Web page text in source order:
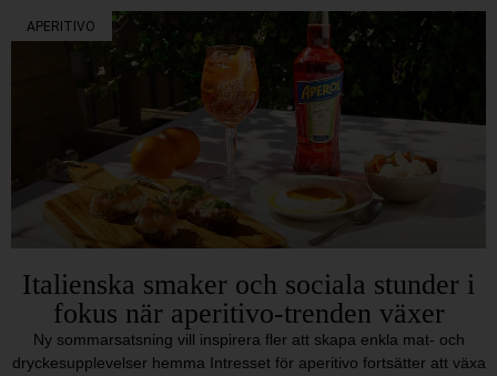
APERITIVO
Italienska smaker och sociala stunder i
fokus när aperitivo-trenden växer
Ny sommarsatsning vill inspirera fler att skapa enkla mat- och
dryckesupplevelser hemma Intresset för aperitivo fortsätter att växa